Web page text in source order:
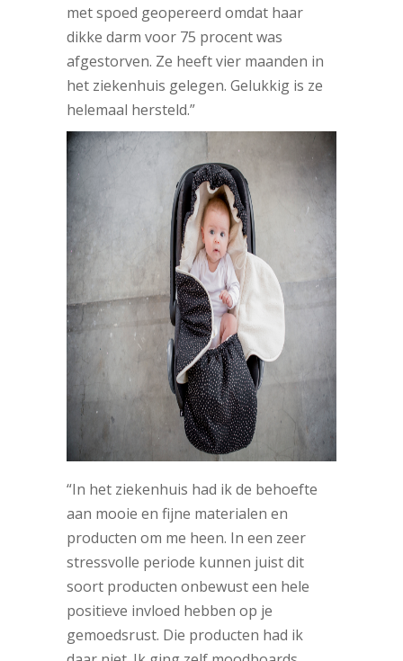
met spoed geopereerd omdat haar
dikke darm voor 75 procent was
afgestorven. Ze heeft vier maanden in
het ziekenhuis gelegen. Gelukkig is ze
helemaal hersteld.”
“In het ziekenhuis had ik de behoefte
aan mooie en fijne materialen en
producten om me heen. In een zeer
stressvolle periode kunnen juist dit
soort producten onbewust een hele
positieve invloed hebben op je
gemoedsrust. Die producten had ik